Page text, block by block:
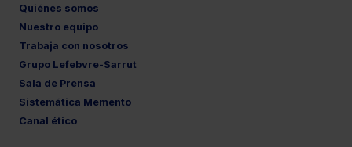
Quiénes somos
Nuestro equipo
Trabaja con nosotros
Grupo Lefebvre-Sarrut
Sala de Prensa
Sistemática Memento
Canal ético